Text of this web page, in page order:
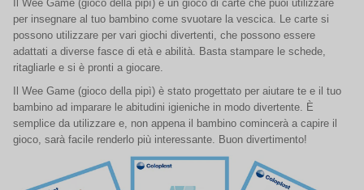
Il Wee Game (gioco della pipì) è un gioco di carte che puoi utilizzare
per insegnare al tuo bambino come svuotare la vescica. Le carte si
possono utilizzare per vari giochi divertenti, che possono essere
adattati a diverse fasce di età e abilità. Basta stampare le schede,
ritagliarle e si è pronti a giocare.
Il Wee Game (gioco della pipì) è stato progettato per aiutare te e il tuo
bambino ad imparare le abitudini igieniche in modo divertente. È
semplice da utilizzare e, non appena il bambino comincerà a capire il
gioco, sarà facile renderlo più interessante. Buon divertimento!